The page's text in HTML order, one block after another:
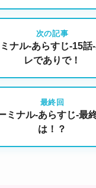
次の記事
ナル-あらすじ-15話
レでありで！
最終回
ミナル-あらすじ-最
は！？